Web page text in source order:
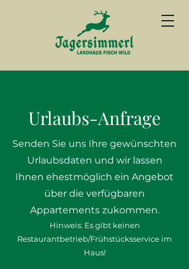
Urlaubs-Anfrage
Senden Sie uns Ihre gewünschten
Urlaubsdaten und wir lassen
Ihnen ehestmöglich ein Angebot
über die verfügbaren
Appartements zukommen.
Hinweis: Es gibt keinen
Restaurantbetrieb/Frühstücksservice im
Haus!